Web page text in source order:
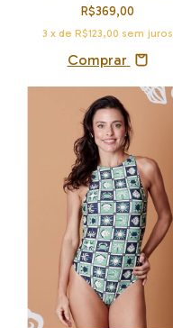
R$369,00
3 x de R$123,00 sem juros
Comprar